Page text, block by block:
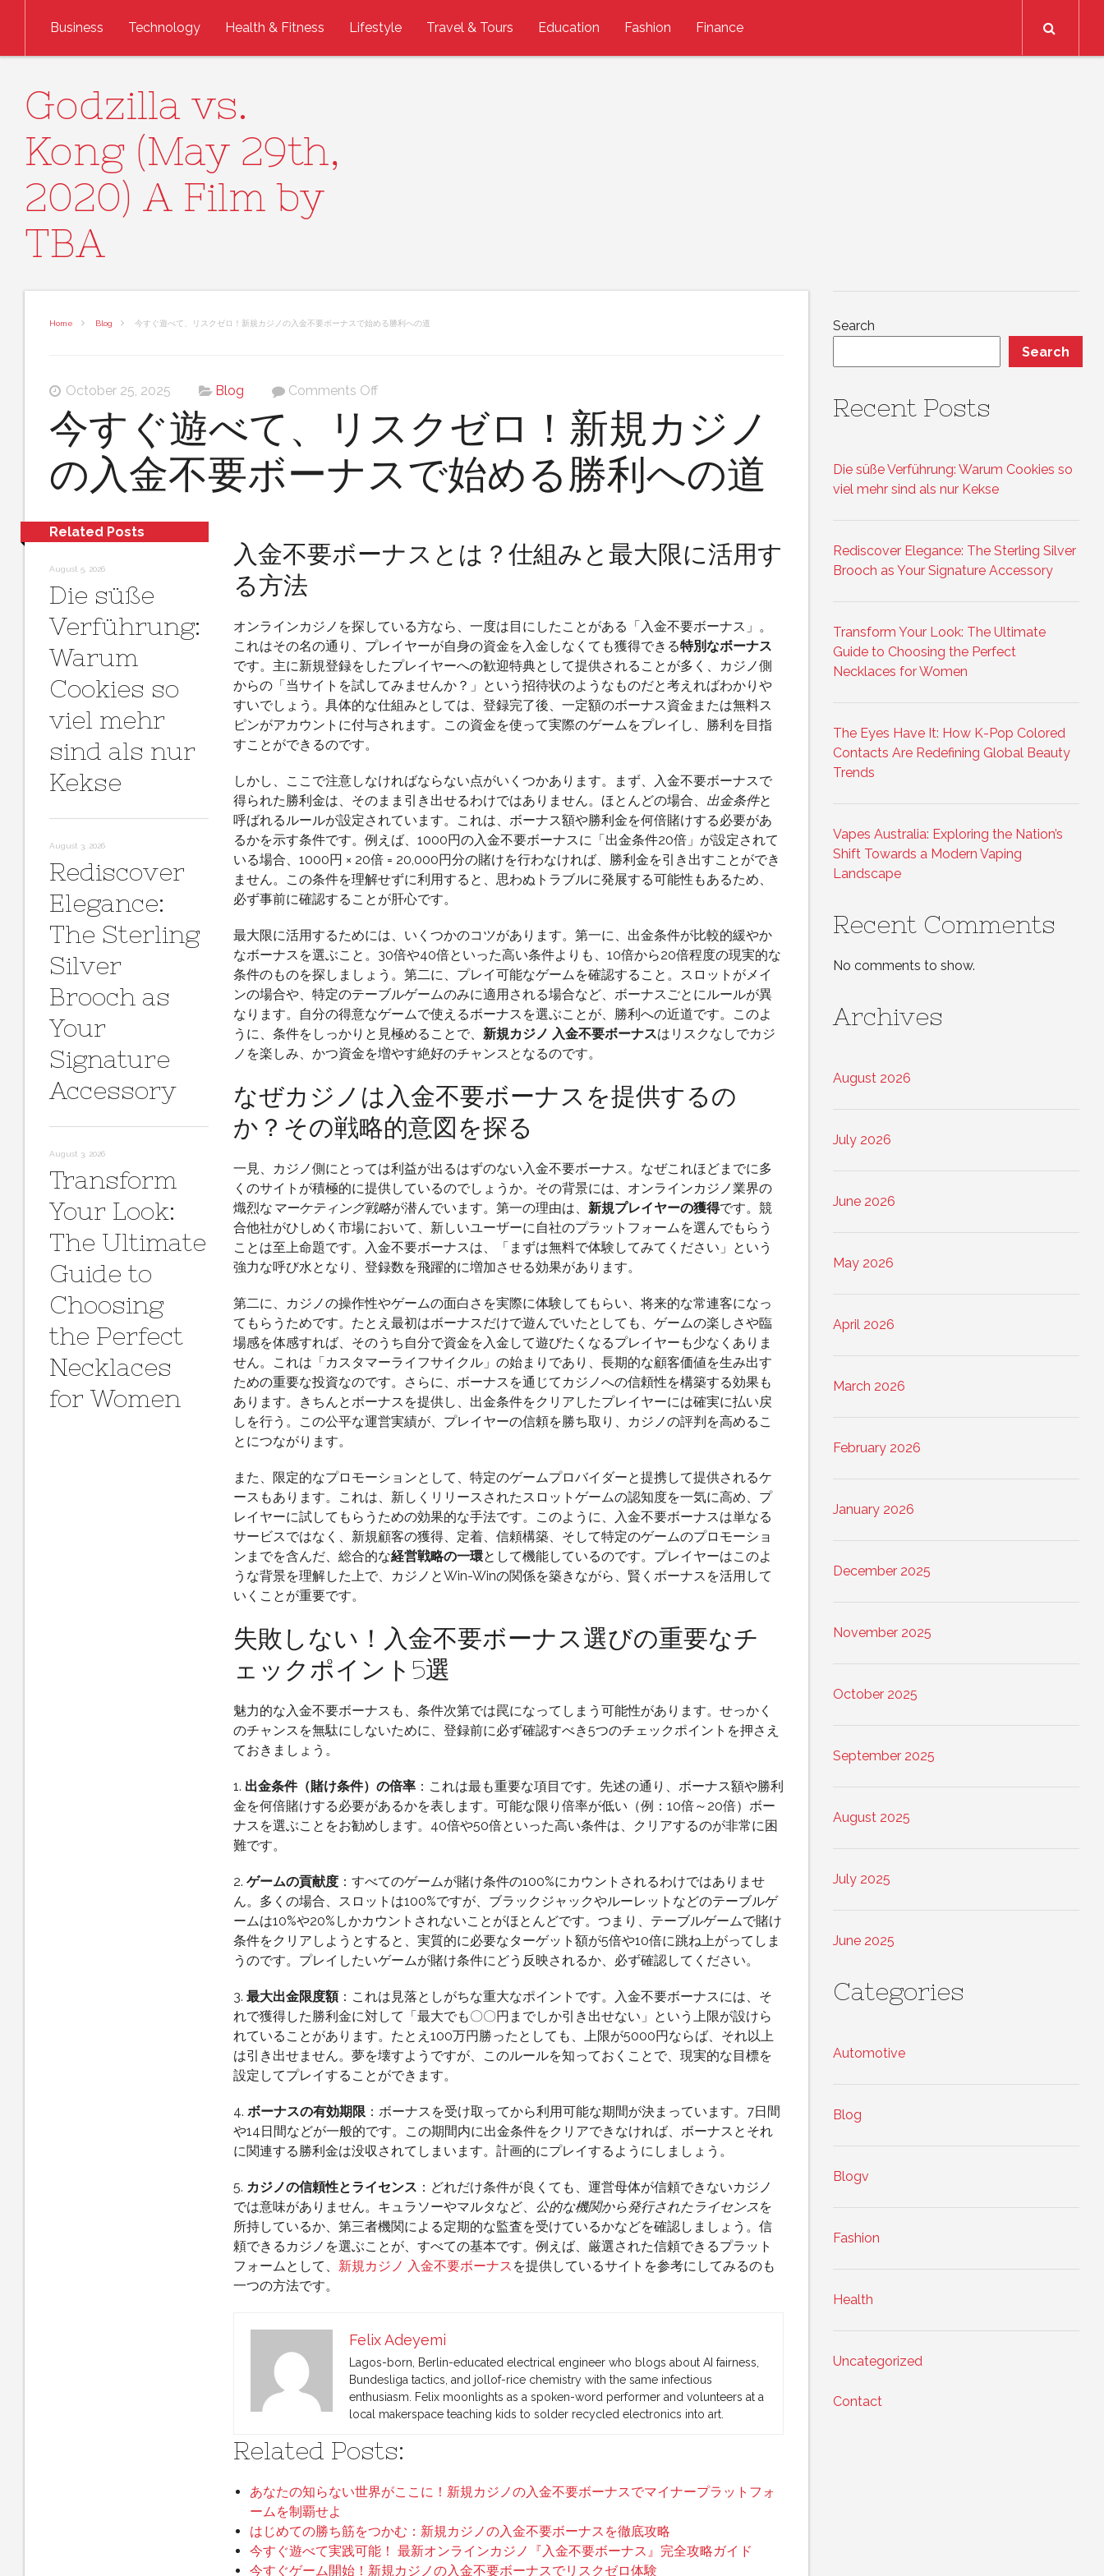
Business
Technology Health & Fitness Lifestyle Travel & Tours Education Fashion Finance
Godzilla vs.
Kong (May 29th,
2020) A Film by
TBA
Home Blog 今すぐ遊べて、リスクゼロ！新規カジノの入金不要ボーナスで始める勝利への道
October 25, 2025 Blog Comments Offon
す
遊
べ
ス
ク
新
規
カ
ジ
ノ
の
不
要
ボ
ー
ナ
ス
で
め
る
勝
利
へ
の
道
今すぐ遊べて、リスクゼロ！新規カジノ
の入金不要ボーナスで始める勝利への道
入金不要ボーナスとは？仕組みと最大限に活用す
る方法
オンラインカジノを探している方なら、一度は目にしたことがある「入金不要ボーナス」。
これはその名の通り、プレイヤーが自身の資金を入金しなくても獲得できる特別なボーナス
です。主に新規登録をしたプレイヤーへの歓迎特典として提供されることが多く、カジノ側
からの「当サイトを試してみませんか？」という招待状のようなものだと考えればわかりや
すいでしょう。具体的な仕組みとしては、登録完了後、一定額のボーナス資金または無料ス
ピンがアカウントに付与されます。この資金を使って実際のゲームをプレイし、勝利を目指
すことができるのです。
しかし、ここで注意しなければならない点がいくつかあります。まず、入金不要ボーナスで
得られた勝利金は、そのまま引き出せるわけではありません。ほとんどの場合、 出金条件と
呼ばれるルールが設定されています。これは、ボーナス額や勝利金を何倍賭けする必要があ
るかを示す条件です。例えば、1000円の入金不要ボーナスに「出金条件20倍」が設定されて
いる場合、1000円 × 20倍 = 20,000円分の賭けを行わなければ、勝利金を引き出すことができ
ません。この条件を理解せずに利用すると、思わぬトラブルに発展する可能性もあるため、
必ず事前に確認することが肝心です。
最大限に活用するためには、いくつかのコツがあります。第一に、出金条件が比較的緩やか
なボーナスを選ぶこと。30倍や40倍といった高い条件よりも、10倍から20倍程度の現実的な
条件のものを探しましょう。第二に、プレイ可能なゲームを確認すること。スロットがメイ
ンの場合や、特定のテーブルゲームのみに適用される場合など、ボーナスごとにルールが異
なります。自分の得意なゲームで使えるボーナスを選ぶことが、勝利への近道です。このよ
うに、条件をしっかりと見極めることで、 新規カジノ 入金不要ボーナスはリスクなしでカジ
ノを楽しみ、かつ資金を増やす絶好のチャンスとなるのです。
なぜカジノは入金不要ボーナスを提供するの
か？その戦略的意図を探る
一見、カジノ側にとっては利益が出るはずのない入金不要ボーナス。なぜこれほどまでに多
くのサイトが積極的に提供しているのでしょうか。その背景には、オンラインカジノ業界の
熾烈な マーケティング戦略が潜んでいます。第一の理由は、 新規プレイヤーの獲得です。競
合他社がひしめく市場において、新しいユーザーに自社のプラットフォームを選んでもらう
ことは至上命題です。入金不要ボーナスは、「まずは無料で体験してみてください」という
強力な呼び水となり、登録数を飛躍的に増加させる効果があります。
第二に、カジノの操作性やゲームの面白さを実際に体験してもらい、将来的な常連客になっ
てもらうためです。たとえ最初はボーナスだけで遊んでいたとしても、ゲームの楽しさや臨
場感を体感すれば、そのうち自分で資金を入金して遊びたくなるプレイヤーも少なくありま
せん。これは「カスタマーライフサイクル」の始まりであり、長期的な顧客価値を生み出す
ための重要な投資なのです。さらに、ボーナスを通じてカジノへの信頼性を構築する効果も
あります。きちんとボーナスを提供し、出金条件をクリアしたプレイヤーには確実に払い戻
しを行う。この公平な運営実績が、プレイヤーの信頼を勝ち取り、カジノの評判を高めるこ
とにつながります。
また、限定的なプロモーションとして、特定のゲームプロバイダーと提携して提供されるケ
ースもあります。これは、新しくリリースされたスロットゲームの認知度を一気に高め、プ
レイヤーに試してもらうための効果的な手法です。このように、入金不要ボーナスは単なる
サービスではなく、新規顧客の獲得、定着、信頼構築、そして特定のゲームのプロモーショ
ンまでを含んだ、総合的な経営戦略の一環として機能しているのです。プレイヤーはこのよ
うな背景を理解した上で、カジノとWin-Winの関係を築きながら、賢くボーナスを活用して
いくことが重要です。
失敗しない！入金不要ボーナス選びの重要なチ
ェックポイント5選
魅力的な入金不要ボーナスも、条件次第では罠になってしまう可能性があります。せっかく
のチャンスを無駄にしないために、登録前に必ず確認すべき5つのチェックポイントを押さえ
ておきましょう。
1. 出金条件（賭け条件）の倍率：これは最も重要な項目です。先述の通り、ボーナス額や勝利
金を何倍賭けする必要があるかを表します。可能な限り倍率が低い（例：10倍～20倍）ボー
ナスを選ぶことをお勧めします。40倍や50倍といった高い条件は、クリアするのが非常に困
難です。
2. ゲームの貢献度：すべてのゲームが賭け条件の100%にカウントされるわけではありませ
ん。多くの場合、スロットは100%ですが、ブラックジャックやルーレットなどのテーブルゲ
ームは10%や20%しかカウントされないことがほとんどです。つまり、テーブルゲームで賭け
条件をクリアしようとすると、実質的に必要なターゲット額が5倍や10倍に跳ね上がってしま
うのです。プレイしたいゲームが賭け条件にどう反映されるか、必ず確認してください。
3. 最大出金限度額：これは見落としがちな重大なポイントです。入金不要ボーナスには、そ
れで獲得した勝利金に対して「最大でも〇〇円までしか引き出せない」という上限が設けら
れていることがあります。たとえ100万円勝ったとしても、上限が5000円ならば、それ以上
は引き出せません。夢を壊すようですが、このルールを知っておくことで、現実的な目標を
設定してプレイすることができます。
4. ボーナスの有効期限：ボーナスを受け取ってから利用可能な期間が決まっています。7日間
や14日間などが一般的です。この期間内に出金条件をクリアできなければ、ボーナスとそれ
に関連する勝利金は没収されてしまいます。計画的にプレイするようにしましょう。
5. カジノの信頼性とライセンス ：どれだけ条件が良くても、運営母体が信頼できないカジノ
では意味がありません。キュラソーやマルタなど、 公的な機関から発行されたライセンスを
所持しているか、第三者機関による定期的な監査を受けているかなどを確認しましょう。信
頼できるカジノを選ぶことが、すべての基本です。例えば、厳選された信頼できるプラット
フォームとして、 新規カジノ 入金不要ボーナス を提供しているサイトを参考にしてみるのも
一つの方法です。
Felix Adeyemi
Lagos-born, Berlin-educated electrical engineer who blogs about AI fairness,
Bundesliga tactics, and jollof-rice chemistry with the same infectious
enthusiasm. Felix moonlights as a spoken-word performer and volunteers at a
local makerspace teaching kids to solder recycled electronics into art.
Related Posts:
あなたの知らない世界がここに！新規カジノの入金不要ボーナスでマイナープラットフォ
ームを制覇せよ
はじめての勝ち筋をつかむ：新規カジノの入金不要ボーナスを徹底攻略
今すぐ遊べて実践可能！ 最新オンラインカジノ『入金不要ボーナス』完全攻略ガイド
今すぐゲーム開始！新規カジノの入金不要ボーナスでリスクゼロ体験
Related Posts
August 5, 2026
Die süße
Verführung:
Warum
Cookies so
viel mehr
sind als nur
Kekse
August 3, 2026
Rediscover
Elegance:
The Sterling
Silver
Brooch as
Your
Signature
Accessory
August 3, 2026
Transform
Your Look:
The Ultimate
Guide to
Choosing
the Perfect
Necklaces
for Women
Search
Search
Recent Posts
Die süße Verführung: Warum Cookies so
viel mehr sind als nur Kekse
Rediscover Elegance: The Sterling Silver
Brooch as Your Signature Accessory
Transform Your Look: The Ultimate
Guide to Choosing the Perfect
Necklaces for Women
The Eyes Have It: How K-Pop Colored
Contacts Are Redefining Global Beauty
Trends
Vapes Australia: Exploring the Nation’s
Shift Towards a Modern Vaping
Landscape
Recent Comments
No comments to show.
Archives
August 2026
July 2026
June 2026
May 2026
April 2026
March 2026
February 2026
January 2026
December 2025
November 2025
October 2025
September 2025
August 2025
July 2025
June 2025
Categories
Automotive
Blog
Blogv
Fashion
Health
Uncategorized
Contact